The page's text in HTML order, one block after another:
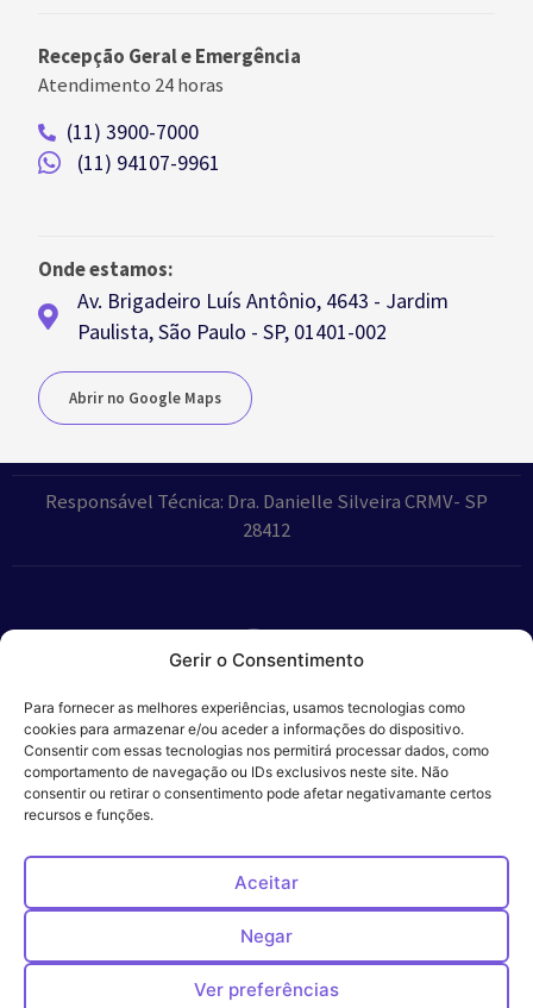
Gerir o Consentimento
Para fornecer as melhores experiências, usamos tecnologias como
cookies para armazenar e/ou aceder a informações do dispositivo.
Consentir com essas tecnologias nos permitirá processar dados, como
comportamento de navegação ou IDs exclusivos neste site. Não
consentir ou retirar o consentimento pode afetar negativamante certos
recursos e funções.
Aceitar
Negar
Ver preferências
Recepção Geral e Emergência
Atendimento 24 horas
(11) 3900-7000
(11) 94107-9961
Onde estamos:
Av. Brigadeiro Luís Antônio, 4643 - Jardim
Paulista, São Paulo - SP, 01401-002
Abrir no Google Maps
Responsável Técnica: Dra. Danielle Silveira CRMV- SP
28412
Parceiros:
Veros – Hospital
Ética